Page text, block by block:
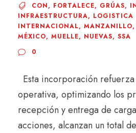
CON, FORTALECE, GRÚAS,
INFRAESTRUCTURA, LOGISTICA
INTERNACIONAL, MANZANILLO,
MÉXICO, MUELLE, NUEVAS, SSA
0
Esta incorporación
operativa, optimizando los
recepción y entrega de
acciones, alcanzan un total